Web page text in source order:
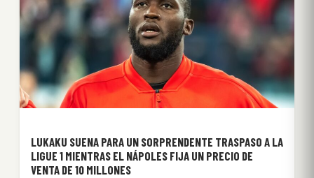
LUKAKU SUENA PARA UN SORPRENDENTE TRASPASO A LA
LIGUE 1 MIENTRAS EL NÁPOLES FIJA UN PRECIO DE
VENTA DE 10 MILLONES